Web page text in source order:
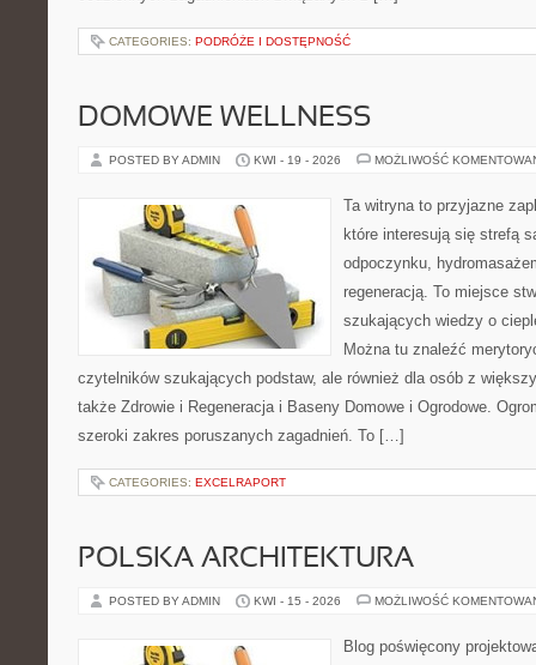
CATEGORIES: PODRÓŻE I DOSTĘPNOŚĆ
DOMOWE WELLNESS
POSTED BY ADMIN KWI - 19 - 2026 MOŻLIWOŚĆ
Ta witryna to przyjazne
które interesują się strefą
odpoczynku,
regeneracją. To miejsce
szukających wiedzy o
Można tu znaleźć
czytelników szukających podstaw, ale również dla osób z
także Zdrowie i Regeneracja i Baseny Domowe i Ogrodowe.
szeroki zakres poruszanych zagadnień. To […]
CATEGORIES: EXCELRAPORT
POLSKA ARCHITEKTURA
POSTED BY ADMIN KWI - 15 - 2026 MOŻLIWOŚĆ
Blog poświęcony